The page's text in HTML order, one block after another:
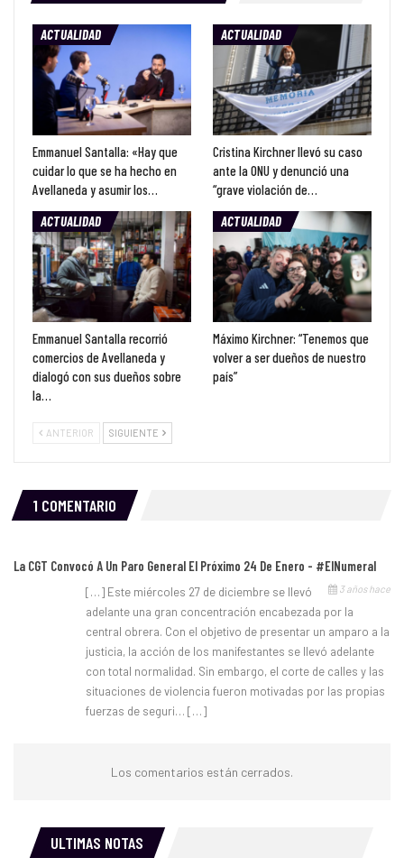
ACTUALIDAD
Emmanuel Santalla: «Hay que
cuidar lo que se ha hecho en
Avellaneda y asumir los…
ACTUALIDAD
Cristina Kirchner llevó su caso
ante la ONU y denunció una
“grave violación de…
ACTUALIDAD
Emmanuel Santalla recorrió
comercios de Avellaneda y
dialogó con sus dueños sobre
la…
ACTUALIDAD
Máximo Kirchner: “Tenemos que
volver a ser dueños de nuestro
país”
ANTERIOR SIGUIENTE
1 COMENTARIO
La CGT Convocó A Un Paro General El Próximo 24 De Enero - #ElNumeral
3 años hace
[…] Este miércoles 27 de diciembre se llevó
adelante una gran concentración encabezada por la
central obrera. Con el objetivo de presentar un amparo a la
justicia, la acción de los manifestantes se llevó adelante
con total normalidad. Sin embargo, el corte de calles y las
situaciones de violencia fueron motivadas por las propias
fuerzas de seguri… […]
Los comentarios están cerrados.
ULTIMAS NOTAS